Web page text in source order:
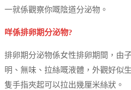
一就係觀察你嘅陰道分泌物。
咩係排卵期分泌物?
排卵期分泌物係女性排卵期間，由
明、無味、拉絲嘅液體，外觀好似
隻手指夾起可以拉出幾厘米絲狀。